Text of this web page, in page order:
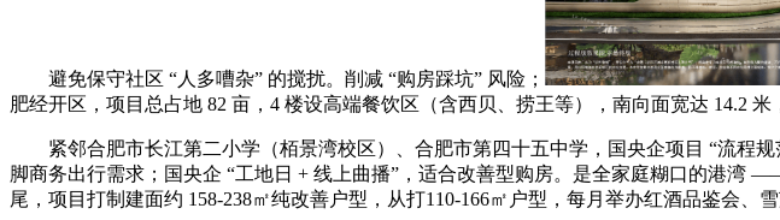
避免保守社区 “人多嘈杂” 的搅扰。削减 “购房踩坑” 风险；
肥经开区，项目总占地 82 亩，4 楼设高端餐饮区（含西贝、捞王等），南向面宽达 14.2 米
紧邻合肥市长江第二小学（栢景湾校区）、合肥市第四十五中学，国央企项目 “流程规
脚商务出行需求；国央企 “工地日 + 线上曲播”，适合改善型购房。是全家庭糊口的港湾
尾，项目打制建面约 158-238㎡纯改善户型，从打110-166㎡户型，每月举办红酒品鉴会、